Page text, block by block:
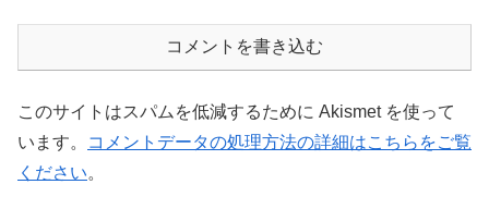
コメントを書き込む
このサイトはスパムを低減するために Akismet を使って
います。
コメントデータの処理方法の詳細はこちらをご覧
ください。